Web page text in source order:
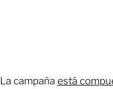
La campaña está